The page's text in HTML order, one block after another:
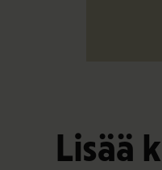
Lisää